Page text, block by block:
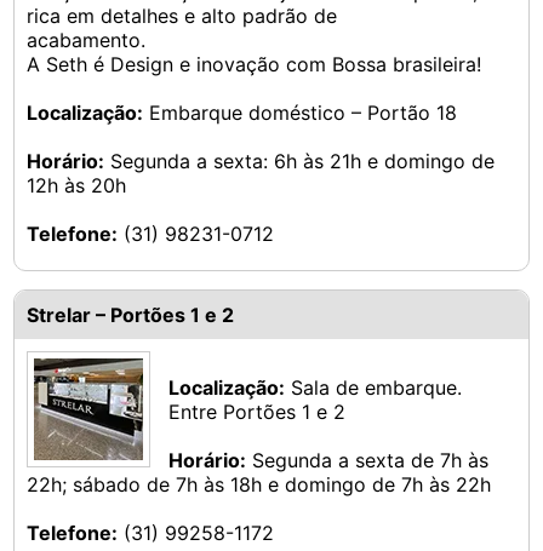
rica em detalhes e alto padrão de
acabamento.
A Seth é Design e inovação com Bossa brasileira!
Localização: Embarque doméstico – Portão 18
Horário: Segunda a sexta: 6h às 21h e domingo de
12h às 20h
Telefone: (31) 98231-0712
Strelar – Portões 1 e 2
Localização: Sala de embarque.
Entre Portões 1 e 2
Horário: Segunda a sexta de 7h às
22h; sábado de 7h às 18h e domingo de 7h às 22h
Telefone: (31) 99258-1172